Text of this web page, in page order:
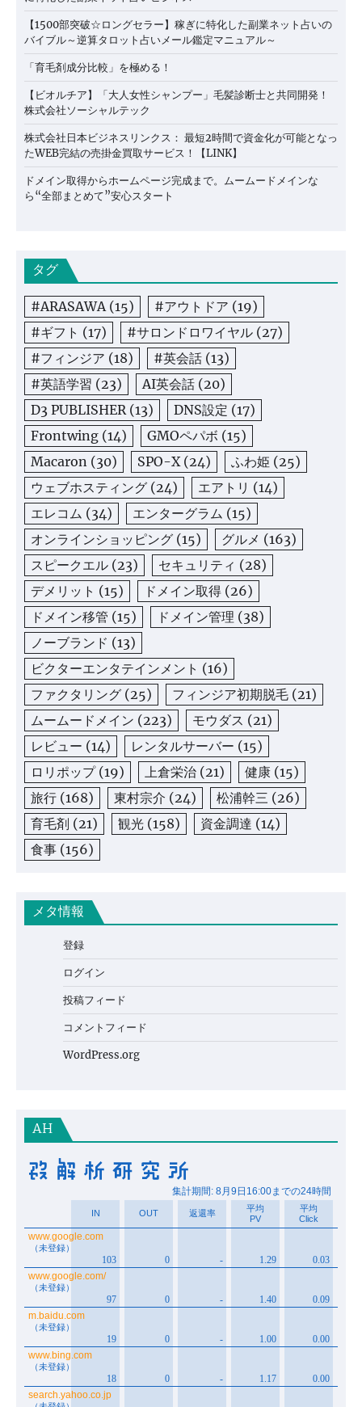
【1500部突破☆ロングセラー】稼ぎに特化した副業ネット占いの
バイブル～逆算タロット占いメール鑑定マニュアル～
「育毛剤成分比較」を極める！
【ビオルチア】「大人女性シャンプー」毛髪診断士と共同開発！
株式会社ソーシャルテック
株式会社日本ビジネスリンクス： 最短2時間で資金化が可能となっ
たWEB完結の売掛金買取サービス！【LINK】
ドメイン取得からホームページ完成まで。ムームードメインな
ら“全部まとめて”安心スタート
タグ
#ARASAWA(15) #アウトドア (19)
#ギフト (17) #サロンドロワイヤル (27)
#フィンジア (18) #英会話 (13)
#英語学習 (23) AI英会話 (20)
D3 PUBLISHER(13) DNS設定 (17)
Frontwing (14) GMOペパボ (15)
Macaron (30) SPO-X(24) ふわ姫 (25)
ウェブホスティング (24) エアトリ (14)
エレコム (34) エンターグラム (15)
オンラインショッピング (15) グルメ (163)
スピークエル (23) セキュリティ (28)
デメリット (15) ドメイン取得 (26)
ドメイン移管 (15) ドメイン管理 (38)
ノーブランド (13)
ビクターエンタテインメント (16)
ファクタリング (25) フィンジア初期脱毛 (21)
ムームードメイン (223) モウダス (21)
レビュー (14) レンタルサーバー (15)
ロリポップ(19) 上倉栄治 (21) 健康 (15)
旅行 (168) 東村宗介 (24) 松浦幹三 (26)
育毛剤 (21) 観光 (158) 資金調達 (14)
食事 (156)
メタ情報
登録
ログイン
投稿フィード
コメントフィード
WordPress.org
AH